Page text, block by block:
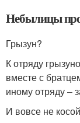
Небылицы
Грызун?
К отряду
вместе с
иному отряду –
И вовсе не косой